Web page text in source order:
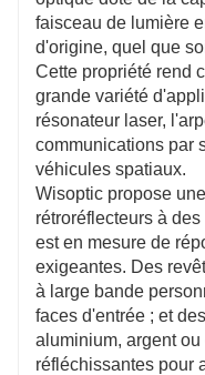
faisceau de lumière
d'origine, quel que
Cette propriété rend
grande variété
résonateur laser,
communications par
véhicules spatiaux.
Wisoptic propose
rétroréflecteurs à
est en mesure de
exigeantes. Des
à large bande
faces d'entrée ; et
aluminium, argent
réfléchissantes pour